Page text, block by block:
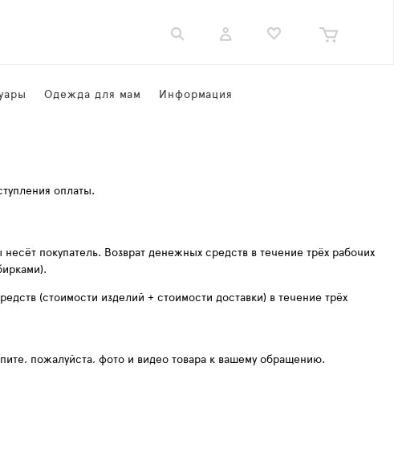
Одежда для мам Информация
оплаты.
покупатель. Возврат денежных средств в течение трёх рабочих
(стоимости изделий + стоимости доставки) в течение трёх
пожалуйста, фото и видео товара к вашему обращению.